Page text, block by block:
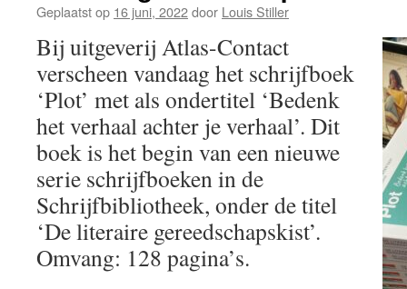
Geplaatst op 16 juni, 2022door Louis Stiller
Bij uitgeverij Atlas-Contact
verscheen vandaag het schrijfboek
‘Plot’ met als ondertitel ‘Bedenk
het verhaal achter je verhaal’. Dit
boek is het begin van een nieuwe
serie schrijfboeken in de
Schrijfbibliotheek, onder de titel
‘De literaire gereedschapskist’.
Omvang: 128 pagina’s.